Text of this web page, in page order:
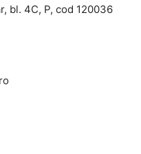
bl. 4C, P, cod 120036